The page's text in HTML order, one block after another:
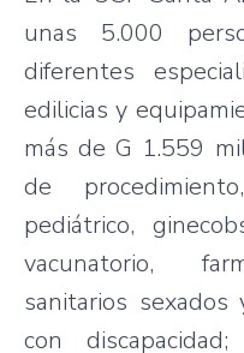
unas 5.000
diferentes
edilicias y
más de G 1.559
de
pediátrico,
vacunatorio,
sanitarios sexados
con